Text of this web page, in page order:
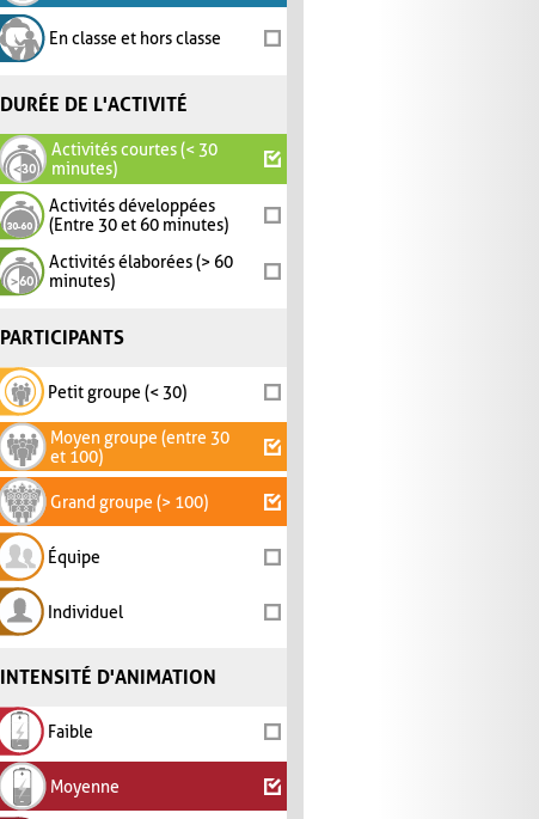
En classe et hors classe
DURÉE DE L'ACTIVITÉ
Activités courtes (< 30
minutes)
Activités développées
(Entre 30 et 60 minutes)
Activités élaborées (> 60
minutes)
PARTICIPANTS
Petit groupe (< 30)
Moyen groupe (entre 30
et 100)
Grand groupe (> 100)
Équipe
Individuel
INTENSITÉ D'ANIMATION
Faible
Moyenne